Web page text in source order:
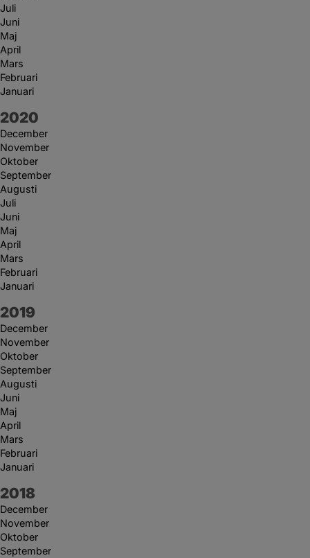
Juli
Juni
Maj
April
Mars
Februari
Januari
År:
2020
December
November
Oktober
September
Augusti
Juli
Juni
Maj
April
Mars
Februari
Januari
År:
2019
December
November
Oktober
September
Augusti
Juni
Maj
April
Mars
Februari
Januari
År:
2018
December
November
Oktober
September